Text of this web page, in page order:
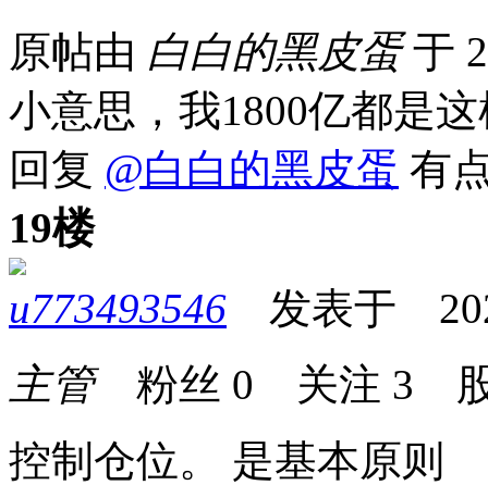
原帖由 白白的黑皮蛋于
小意思，我1800亿都是
回复 @白白的黑皮蛋 有
19楼
u773493546 发表于
主管粉丝 0 关注 3
控制仓位。 是基本原则